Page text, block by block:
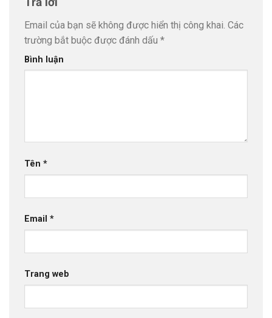
Email của bạn sẽ không được hiển thị công khai. Các
trường bắt buộc được đánh dấu *
Bình luận
Tên *
Email *
Trang web